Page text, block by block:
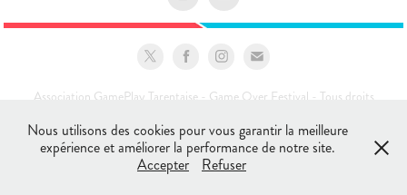
Association GamePlay Tarentaise - Game Over Festival - Tous droits
Nous utilisons des cookies pour vous garantir la meilleure
expérience et améliorer la performance de notre site.
Accepter
Refuser